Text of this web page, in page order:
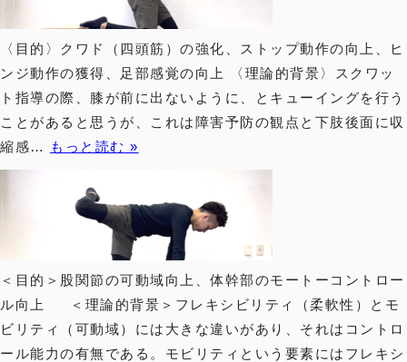
〈目的〉クワド（四頭筋）の強化、ストップ動作の向上、ヒ
ンジ動作の獲得、足部感覚の向上 〈理論的背景〉スクワッ
ト指導の際、膝が前に出ないように、とキューイングを行う
ことがあると思うが、これは障害予防の観点と下肢後面に収
縮感…
もっと読む »
＜目的＞股関節の可動域向上、体幹部のモートーコントロー
ル向上 ＜理論的背景＞フレキシビリティ（柔軟性）とモ
ビリティ（可動域）には大きな違いがあり、それはコントロ
ール能力の有無である。モビリティという要素にはフレキシ